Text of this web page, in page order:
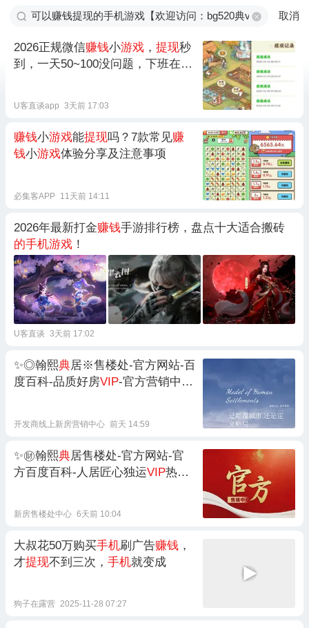
取消
2026正规微信赚钱小游戏 ， 提现秒
到，一天50~100没问题，下班在家
U客直谈app 3天前 17:03
赚钱小游戏能提现吗？7款常见赚
钱小游戏体验分享及注意事项
必集客APP 11天前 14:11
2026年最新打金赚钱手游排行榜，盘点十大适合搬砖
的手机游戏 ！
U客直谈 3天前 17:02
✨◎翰熙典居※售楼处-官方网站-百
度百科-品质好房VIP-官方营销中心
开发商线上新房营销中心 前天 14:59
✨㊖翰熙典居售楼处-官方网站-官
方百度百科-人居匠心独运VIP热搜
新房售楼处中心 6天前 10:04
大叔花50万购买手机刷广告赚钱 ，
才提现不到三次， 手机就变成
狗子在露营 2025-11-28 07:27